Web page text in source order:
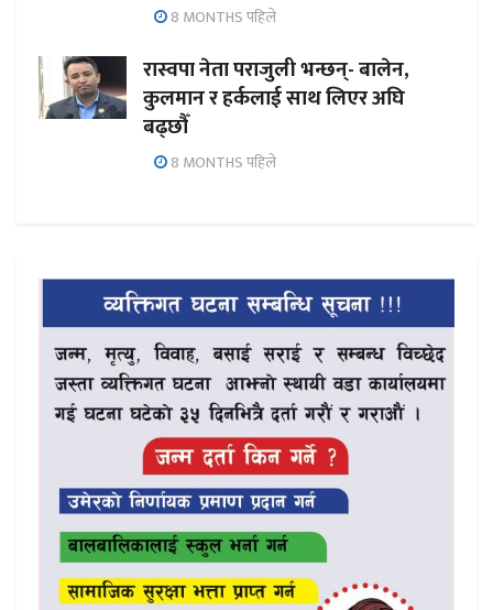
8 MONTHS पहिले
रास्वपा नेता पराजुली भन्छन्- बालेन,
कुलमान र हर्कलाई साथ लिएर अघि
बढ्छौँ
8 MONTHS पहिले